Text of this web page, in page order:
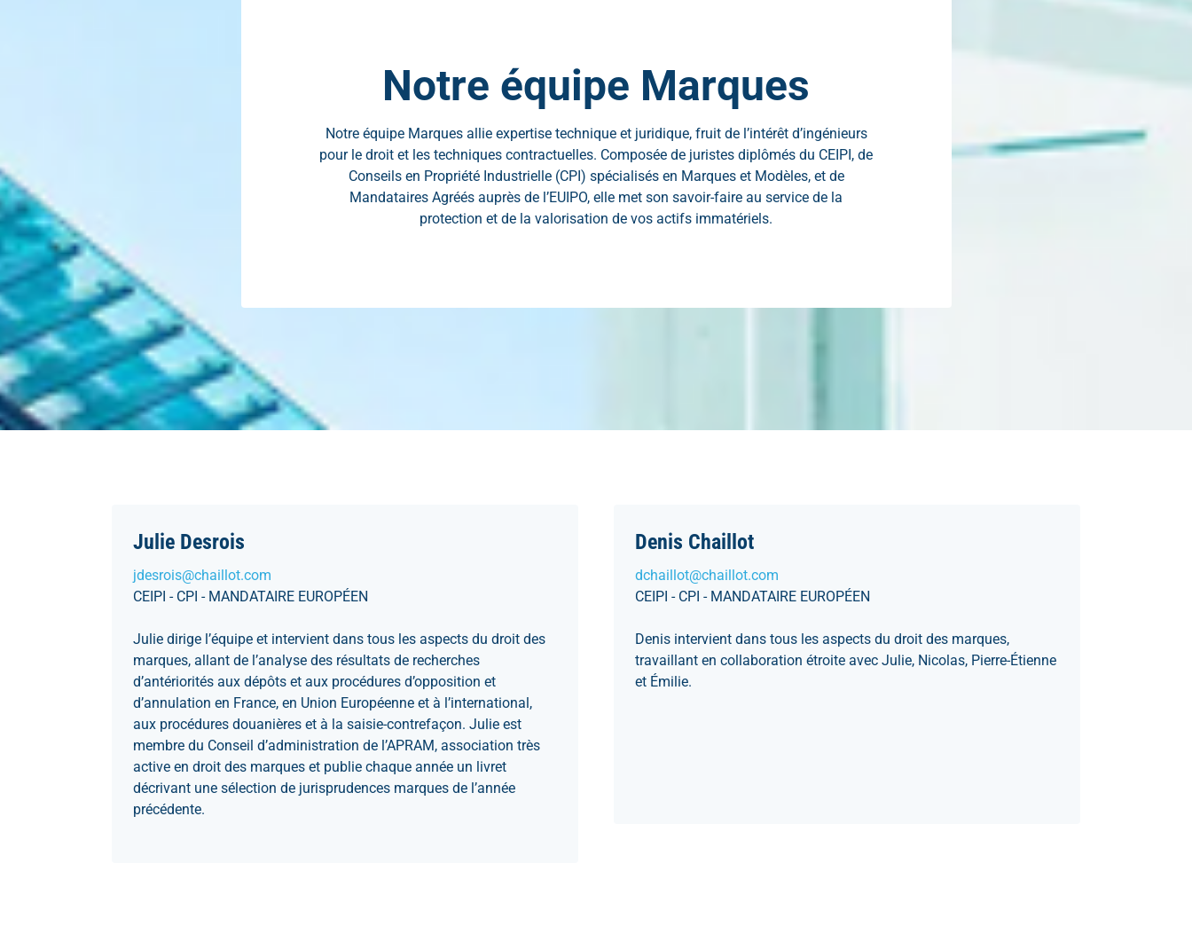
Notre équipe Marques
Notre équipe Marques allie expertise technique et juridique, fruit de l’intérêt d’ingénieurs
pour le droit et les techniques contractuelles. Composée de juristes diplômés du CEIPI, de
Conseils en Propriété Industrielle (CPI) spécialisés en Marques et Modèles, et de
Mandataires Agréés auprès de l’EUIPO, elle met son savoir-faire au service de la
protection et de la valorisation de vos actifs immatériels.
Julie Desrois
jdesrois@chaillot.com
CEIPI - CPI - MANDATAIRE EUROPÉEN
Julie dirige l’équipe et intervient dans tous les aspects du droit des
marques, allant de l’analyse des résultats de recherches
d’antériorités aux dépôts et aux procédures d’opposition et
d’annulation en France, en Union Européenne et à l’international,
aux procédures douanières et à la saisie-contrefaçon. Julie est
membre du Conseil d’administration de l’APRAM, association très
active en droit des marques et publie chaque année un livret
décrivant une sélection de jurisprudences marques de l’année
précédente.
Denis Chaillot
dchaillot@chaillot.com
CEIPI - CPI - MANDATAIRE EUROPÉEN
Denis intervient dans tous les aspects du droit des marques,
travaillant en collaboration étroite avec Julie, Nicolas, Pierre-Étienne
et Émilie.